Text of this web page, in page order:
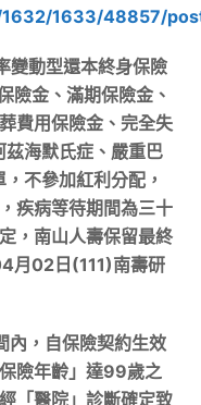
1633/48857/
變動型還本終身保險
險金、滿期保險金、
費用保險金、完全失
海默氏症、嚴重巴
不參加紅利分配，
疾病等待期間為三十
，南山人壽保留最終
月02日(111)南壽研
內，自保險契約生效
險年齡」達99歲之
「醫院」診斷確定致